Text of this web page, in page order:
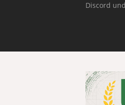
Discord